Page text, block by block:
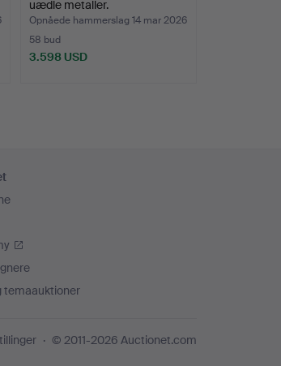
uædle metaller.
Opnåede hammerslag 14 mar 2026
58 bud
3.598 USD
temaauktioner
© 2011-2026 Auctionet.com